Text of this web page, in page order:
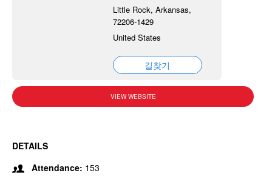
Little Rock, Arkansas,
72206-1429
United States
길찾기
VIEW WEBSITE
DETAILS
Attendance: 153